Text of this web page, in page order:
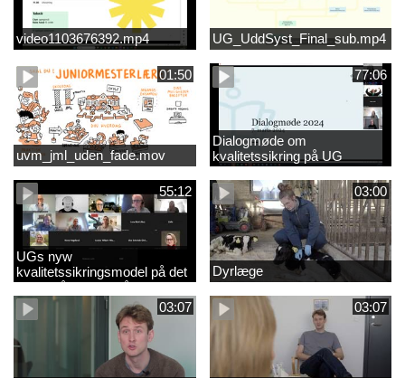
video1103676392.mp4 UG_UddSyst_Final_sub.mp4
01:50
uvm_jml_uden_fade.mov
77:06
Dialogmøde om
kvalitetssikring på UG
55:12
UGs nyw
kvalitetssikringsmodel på det
videregående område
03:00
Dyrlæge
03:07 03:07